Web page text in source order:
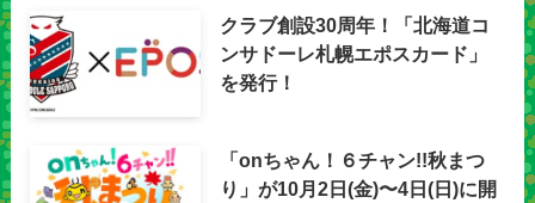
クラブ創設30周年！「北海道コ
ンサドーレ札幌エポスカード」
を発行！
「onちゃん！６チャン!!秋まつ
り」が10月2日(金)〜4日(日)に開